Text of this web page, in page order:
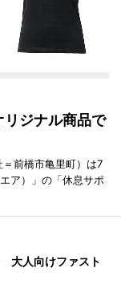
ジナル商品で
前橋市亀里町）は7
ア）」の「休息サポ
大人向けファスト